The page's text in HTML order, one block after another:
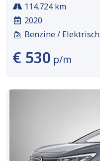
114.724 km
2020
Benzine / Elektrisch
€ 530 p/m